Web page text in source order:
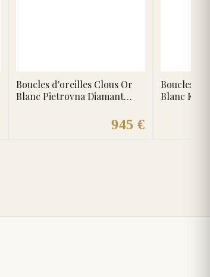
Boucles d'oreilles Clous Or
Blanc Pietrovna Diamant
945 €
Boucles
Blanc